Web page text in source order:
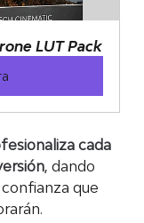
LUT Pack
cada
, dando
que